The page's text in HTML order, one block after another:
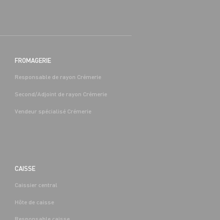
FROMAGERIE
Responsable de rayon Crémerie
Second/Adjoint de rayon Crémerie
Vendeur spécialisé Crémerie
CAISSE
Caissier central
Hôte de caisse